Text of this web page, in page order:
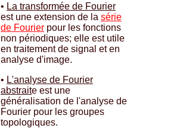
• La transformée de Fourier
est une extension de la série
de Fourier pour les fonctions
non périodiques; elle est utile
en traitement de signal et en
analyse d'image.
• L'analyse de Fourier
abstraite est une
généralisation de l'analyse de
Fourier pour les groupes
topologiques.